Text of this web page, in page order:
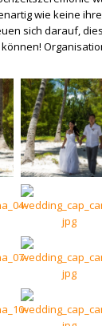
wie keine
sich darauf,